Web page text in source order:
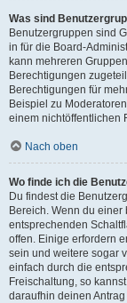
Was sind
Benutzergruppen sind
in für die Board-
kann mehreren
Berechtigungen
Berechtigungen für
Beispiel zu
einem nichtöffentlichen
Nach oben
Wo finde ich die
Du findest die
Bereich. Wenn du
entsprechenden
offen. Einige erfordern
sein und weitere sogar
einfach durch die
Freischaltung, so
daraufhin deinen